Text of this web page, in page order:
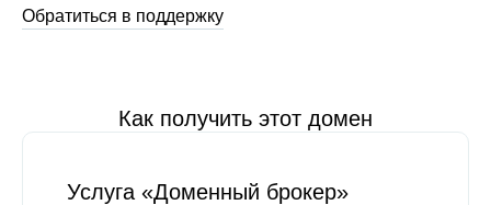
Обратиться в поддержку
Как получить этот домен
Услуга «Доменный брокер»